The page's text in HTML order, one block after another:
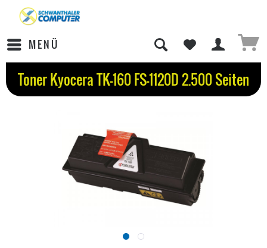
MENÜ
Toner Kyocera TK-160 FS-1120D 2.500 Seiten